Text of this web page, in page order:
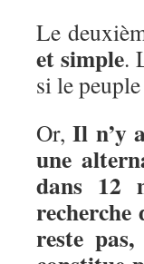
Le
et simple.
si le
Or,Il n’y
une
dans 12
recherche
reste